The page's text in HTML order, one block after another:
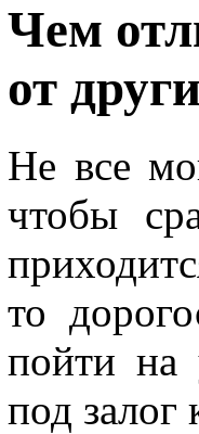
Чем
от
Не все
чтобы
то
пойти на
под залог